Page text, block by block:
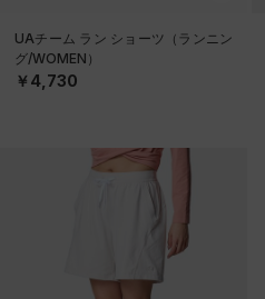
UAチーム ラン ショーツ（ランニン
グ/WOMEN）
￥4,730